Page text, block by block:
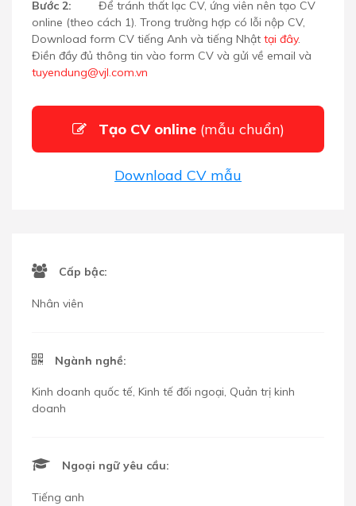
Bước 2:
Để tránh thất lạc CV, ứng viên nên tạo CV
online (theo cách 1). Trong trường hợp có lỗi nộp CV,
Download form CV tiếng Anh và tiếng Nhật tại đây.
Điền đầy đủ thông tin vào form CV và gửi về email và
tuyendung@vjl.com.vn
Tạo CV online (mẫu chuẩn)
Download CV mẫu
Cấp bậc:
Nhân viên
Ngành nghề:
Kinh doanh quốc tế, Kinh tế đối ngoại, Quản trị kinh
doanh
Ngoại ngữ yêu cầu:
Tiếng anh